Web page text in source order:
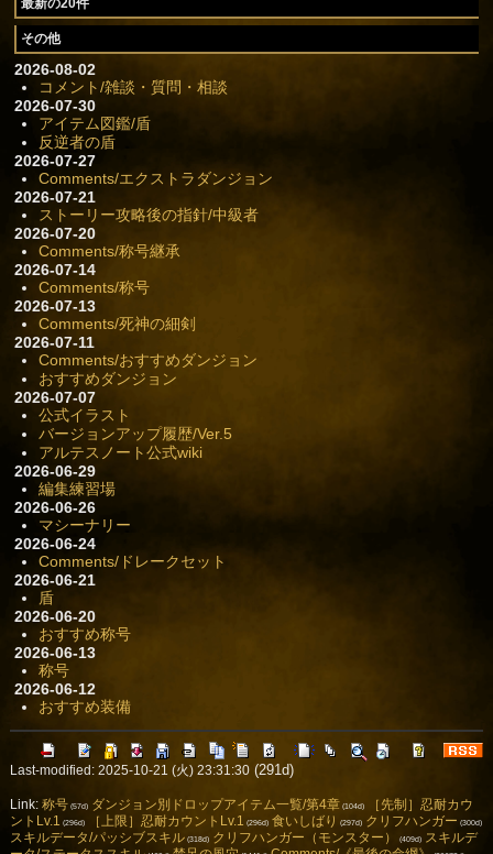
その他
2026-08-02
コメント/雑談・質問・相談
2026-07-30
アイテム図鑑/盾
反逆者の盾
2026-07-27
Comments/エクストラダンジョン
2026-07-21
ストーリー攻略後の指針/中級者
2026-07-20
Comments/称号継承
2026-07-14
Comments/称号
2026-07-13
Comments/死神の細剣
2026-07-11
Comments/おすすめダンジョン
おすすめダンジョン
2026-07-07
公式イラスト
バージョンアップ履歴/Ver.5
アルテスノート公式wiki
2026-06-29
編集練習場
2026-06-26
マシーナリー
2026-06-24
Comments/ドレークセット
2026-06-21
盾
2026-06-20
おすすめ称号
2026-06-13
称号
2026-06-12
おすすめ装備
Last-modified: 2025-10-21 (火) 23:31:30(291d)
Link: 称号(57d) ダンジョン別ドロップアイテム一覧/第4章 (104d)
［先制］忍耐カウ
ントLv.1
(296d) ［上限］忍耐カウントLv.1 (296d) 食いしばり (297d) クリフハンガー (300d)
スキルデータ/パッシブスキル(318d) クリフハンガー（モンスター） (409d)
スキルデ